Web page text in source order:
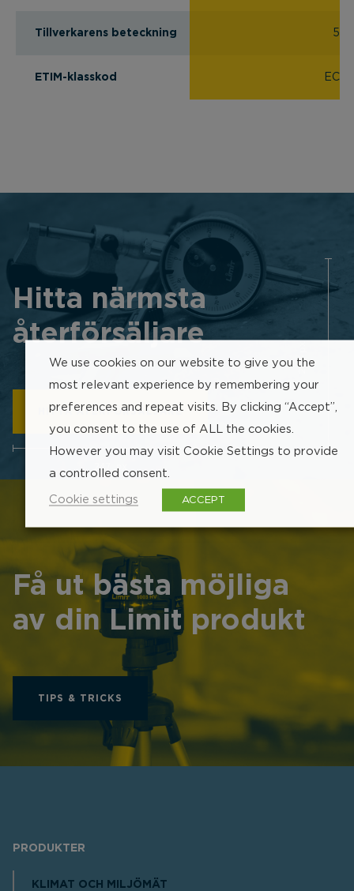
Tillverkarens beteckning
ETIM-klasskod
Hitta närmsta
återförsäljare
HITTA ÅTERFÖRSÄLJARE
247 px
252 px
Få ut bästa möjliga
av din Limit produkt
TIPS & TRICKS
PRODUKTER
KLIMAT OCH MILJÖMÄT
We use cookies on our website to give you the
most relevant experience by remembering your
preferences and repeat visits. By clicking “Accept”,
you consent to the use of ALL the cookies.
However you may visit Cookie Settings to provide
a controlled consent.
Cookie settings ACCEPT